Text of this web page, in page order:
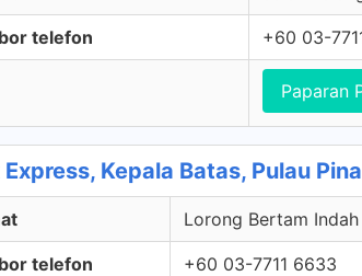
telefon +60 03-
Paparan
Kepala Batas, Pulau
Lorong Bertam
telefon +60 03-7711 6633